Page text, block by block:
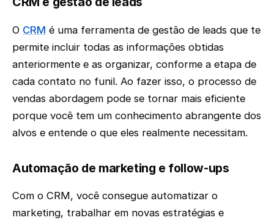
O CRM é uma ferramenta de gestão de leads que te
permite incluir todas as informações obtidas
anteriormente e as organizar, conforme a etapa de
cada contato no funil. Ao fazer isso, o processo de
vendas abordagem pode se tornar mais eficiente
porque você tem um conhecimento abrangente dos
alvos e entende o que eles realmente necessitam.
Automação de marketing e follow-ups
Com o CRM, você consegue automatizar o
marketing, trabalhar em novas estratégias e